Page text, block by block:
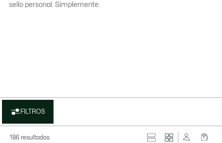
sello personal. Simplemente.
FILTROS
186 resultados